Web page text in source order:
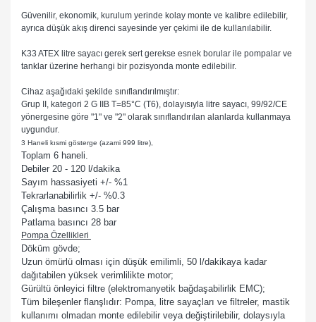
Güvenilir, ekonomik, kurulum yerinde kolay monte ve kalibre edilebilir,
ayrıca düşük akış direnci sayesinde yer çekimi ile de kullanılabilir.
K33 ATEX litre sayacı gerek sert gerekse esnek borular ile pompalar ve
tanklar üzerine herhangi bir pozisyonda monte edilebilir.
Cihaz aşağıdaki şekilde sınıflandırılmıştır:
Grup II, kategori 2 G IIB T=85°C (T6), dolayısıyla litre sayacı, 99/92/CE
yönergesine göre "1" ve "2" olarak sınıflandırılan alanlarda kullanmaya
uygundur.
3 Haneli kısmi gösterge (azami 999 litre),
Toplam 6 haneli.
Debiler 20 - 120 l/dakika
Sayım hassasiyeti +/- %1
Tekrarlanabilirlik +/- %0.3
Çalışma basıncı 3.5 bar
Patlama basıncı 28 bar
Pompa Özellikleri
Döküm gövde;
Uzun ömürlü olması için düşük emilimli, 50 l/dakikaya kadar
dağıtabilen yüksek verimlilikte motor;
Gürültü önleyici filtre (elektromanyetik bağdaşabilirlik EMC);
Tüm bileşenler flanşlıdır: Pompa, litre sayaçları ve filtreler, mastik
kullanımı olmadan monte edilebilir veya değiştirilebilir, dolaysıyla